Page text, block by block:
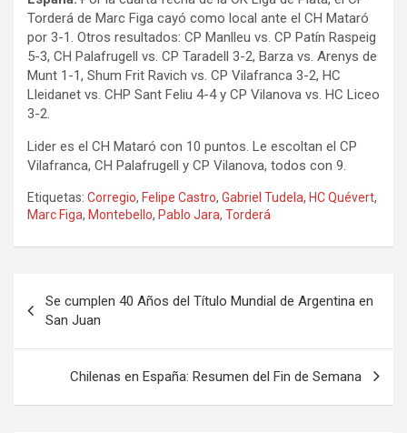
Torderá de Marc Figa cayó como local ante el CH Mataró
por 3-1. Otros resultados: CP Manlleu vs. CP Patín Raspeig
5-3, CH Palafrugell vs. CP Taradell 3-2, Barza vs. Arenys de
Munt 1-1, Shum Frit Ravich vs. CP Vilafranca 3-2, HC
Lleidanet vs. CHP Sant Feliu 4-4 y CP Vilanova vs. HC Liceo
3-2.
Lider es el CH Mataró con 10 puntos. Le escoltan el CP
Vilafranca, CH Palafrugell y CP Vilanova, todos con 9.
Etiquetas: Corregio, Felipe Castro, Gabriel Tudela, HC Quévert,
Marc Figa, Montebello, Pablo Jara, Torderá
de
entradas
Se cumplen 40 Años del Título Mundial de Argentina en
San Juan
Chilenas en España: Resumen del Fin de Semana